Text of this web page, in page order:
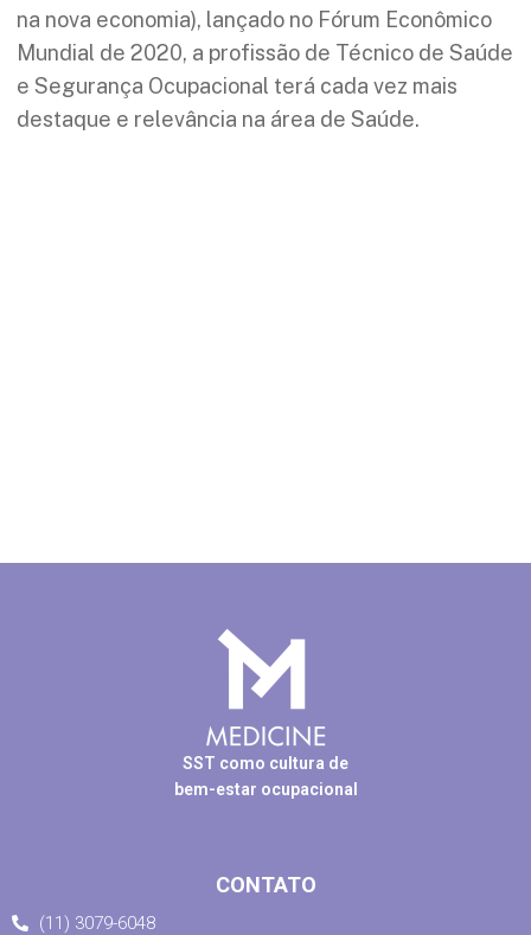
na nova economia), lançado no Fórum Econômico
Mundial de 2020, a profissão de Técnico de Saúde
e Segurança Ocupacional terá cada vez mais
destaque e relevância na área de Saúde.
SST como cultura de
bem-estar ocupacional
CONTATO
(11) 3079-6048